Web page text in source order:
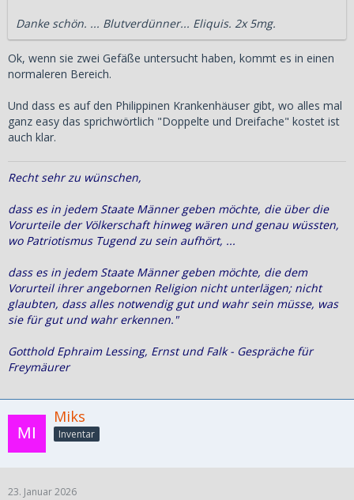
Danke schön. ... Blutverdünner... Eliquis. 2x 5mg.
Ok, wenn sie zwei Gefäße untersucht haben, kommt es in einen
normaleren Bereich.
Und dass es auf den Philippinen Krankenhäuser gibt, wo alles mal
ganz easy das sprichwörtlich "Doppelte und Dreifache" kostet ist
auch klar.
Recht sehr zu wünschen,
dass es in jedem Staate Männer geben möchte, die über die
Vorurteile der Völkerschaft hinweg wären und genau wüssten,
wo Patriotismus Tugend zu sein aufhört, ...
dass es in jedem Staate Männer geben möchte, die dem
Vorurteil ihrer angebornen Religion nicht unterlägen; nicht
glaubten, dass alles notwendig gut und wahr sein müsse, was
sie für gut und wahr erkennen."
Gotthold Ephraim Lessing, Ernst und Falk - Gespräche für
Freymäurer
Miks
Inventar
23. Januar 2026